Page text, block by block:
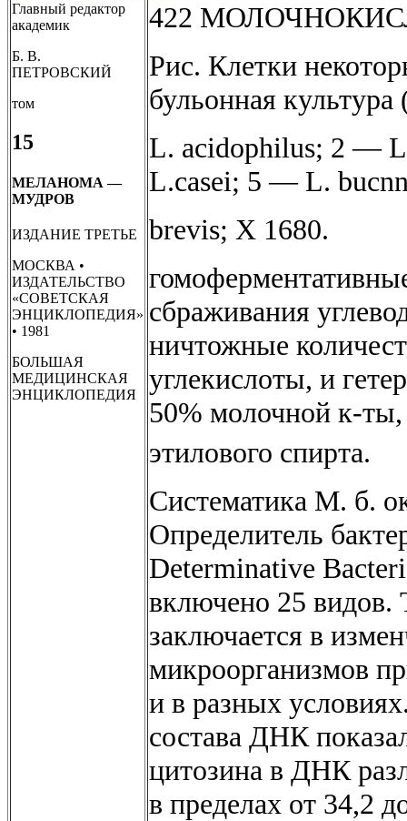
Главный редактор
академик
Б. В.
ПЕТРОВСКИЙ
том
15
МЕЛАНОМА —
МУДРОВ
ИЗДАНИЕ ТРЕТЬЕ
МОСКВА •
ИЗДАТЕЛЬСТВО
«СОВЕТСКАЯ
ЭНЦИКЛОПЕДИЯ»
• 1981
БОЛЬШАЯ
МЕДИЦИНСКАЯ
ЭНЦИКЛОПЕДИЯ
422
Рис. Клетки
бульонная
L. acidophilus; 2 —
L.casei; 5 — L.
brevis; X 1680.
сбраживания
ничтожные
углекислоты, и
50% молочной к-
этилового спирта.
Систематика М. б.
Определитель
Determinative
включено 25 видов.
заключается в
микроорганизмов
и в разных
состава ДНК
цитозина в ДНК
в пределах от 34,2